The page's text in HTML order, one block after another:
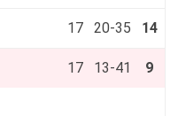
17 20-35 14
17 13-41 9